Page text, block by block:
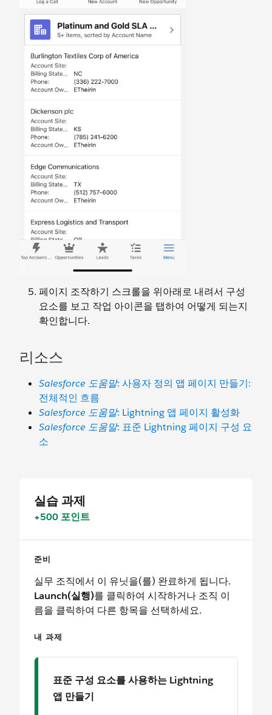
페이지 조작하기 스크롤을 위아래로 내려서 구성
요소를 보고 작업 아이콘을 탭하여 어떻게 되는지
확인합니다.
리소스
Salesforce 도움말: 사용자 정의 앱 페이지 만들기:
전체적인 흐름
Salesforce 도움말: Lightning 앱 페이지 활성화
Salesforce 도움말: 표준 Lightning 페이지 구성 요
소
실습 과제
+500 포인트
준비
실무 조직에서 이 유닛을(를) 완료하게 됩니다.
Launch(실행)를 클릭하여 시작하거나 조직 이
름을 클릭하여 다른 항목을 선택하세요.
내 과제
표준 구성 요소를 사용하는 Lightning
앱 만들기